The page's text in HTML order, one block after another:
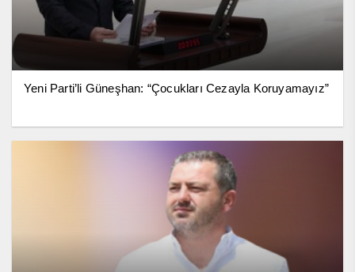
Yeni Parti’li Güneşhan: “Çocukları Cezayla Koruyamayız”